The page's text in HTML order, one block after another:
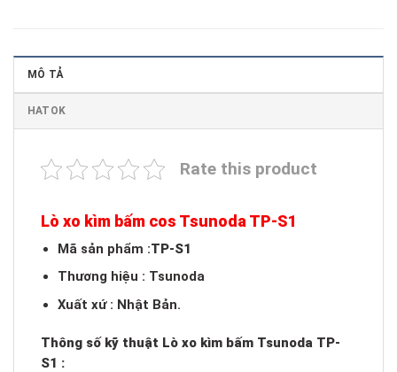
MÔ TẢ
HATOK
Rate this product
Lò xo kìm bấm cos Tsunoda TP-S1
Mã sản phẩm :TP-S1
Thương hiệu : Tsunoda
Xuất xứ : Nhật Bản.
Thông số kỹ thuật Lò xo kìm bấm Tsunoda TP-
S1 :